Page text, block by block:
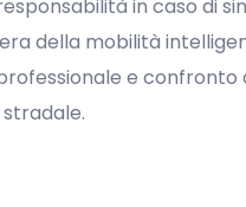
in caso di
della mobilità
e